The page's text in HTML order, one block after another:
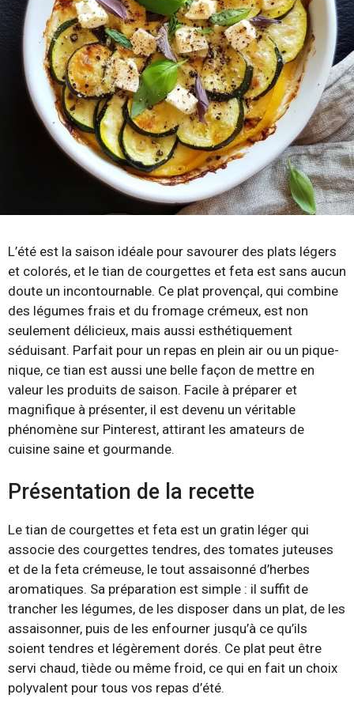
L’été est la saison idéale pour savourer des plats légers
et colorés, et le tian de courgettes et feta est sans aucun
doute un incontournable. Ce plat provençal, qui combine
des légumes frais et du fromage crémeux, est non
seulement délicieux, mais aussi esthétiquement
séduisant. Parfait pour un repas en plein air ou un pique-
nique, ce tian est aussi une belle façon de mettre en
valeur les produits de saison. Facile à préparer et
magnifique à présenter, il est devenu un véritable
phénomène sur Pinterest, attirant les amateurs de
cuisine saine et gourmande.
Présentation de la recette
Le tian de courgettes et feta est un gratin léger qui
associe des courgettes tendres, des tomates juteuses
et de la feta crémeuse, le tout assaisonné d’herbes
aromatiques. Sa préparation est simple : il suffit de
trancher les légumes, de les disposer dans un plat, de les
assaisonner, puis de les enfourner jusqu’à ce qu’ils
soient tendres et légèrement dorés. Ce plat peut être
servi chaud, tiède ou même froid, ce qui en fait un choix
polyvalent pour tous vos repas d’été.